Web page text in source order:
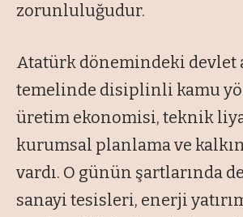
zorunluluğudur.
Atatürk dönemindeki devlet
temelinde disiplinli kamu
üretim ekonomisi, teknik
kurumsal planlama ve
vardı. O günün şartlarında
sanayi tesisleri, enerji